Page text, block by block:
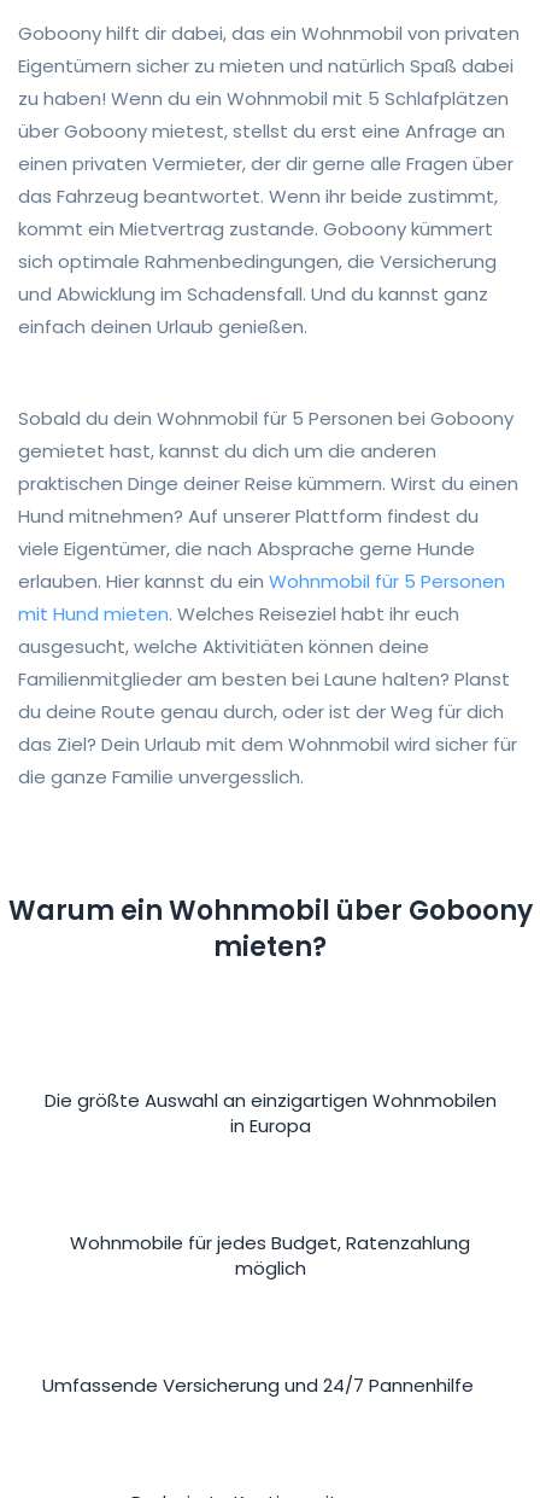
Goboony hilft dir dabei, das ein Wohnmobil von privaten
Eigentümern sicher zu mieten und natürlich Spaß dabei
zu haben! Wenn du ein Wohnmobil mit 5 Schlafplätzen
über Goboony mietest, stellst du erst eine Anfrage an
einen privaten Vermieter, der dir gerne alle Fragen über
das Fahrzeug beantwortet. Wenn ihr beide zustimmt,
kommt ein Mietvertrag zustande. Goboony kümmert
sich optimale Rahmenbedingungen, die Versicherung
und Abwicklung im Schadensfall. Und du kannst ganz
einfach deinen Urlaub genießen.
Sobald du dein Wohnmobil für 5 Personen bei Goboony
gemietet hast, kannst du dich um die anderen
praktischen Dinge deiner Reise kümmern. Wirst du einen
Hund mitnehmen? Auf unserer Plattform findest du
viele Eigentümer, die nach Absprache gerne Hunde
erlauben. Hier kannst du ein Wohnmobil für 5 Personen
mit Hund mieten. Welches Reiseziel habt ihr euch
ausgesucht, welche Aktivitiäten können deine
Familienmitglieder am besten bei Laune halten? Planst
du deine Route genau durch, oder ist der Weg für dich
das Ziel? Dein Urlaub mit dem Wohnmobil wird sicher für
die ganze Familie unvergesslich.
Warum ein Wohnmobil über Goboony
mieten?
Die größte Auswahl an einzigartigen Wohnmobilen
in Europa
Wohnmobile für jedes Budget, Ratenzahlung
möglich
Umfassende Versicherung und 24/7 Pannenhilfe